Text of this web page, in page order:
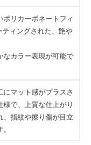
リカーボネートフィ
ティングされた、艶や
なカラー表現が可能で
マット感がプラスさ
で、上質な仕上がり
、指紋や擦り傷が目立